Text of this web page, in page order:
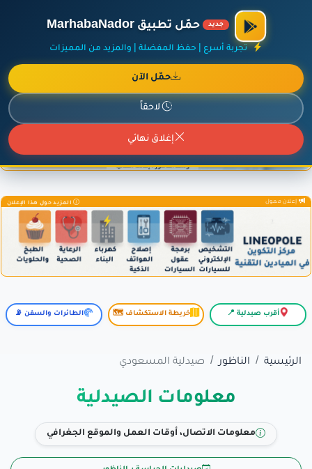
أضف نشاطك مجاناً
جديد حمّل تطبيق MarhabaNador
تجربة أسرع | حفظ المفضلة | والمزيد من المميزات
حمّل الآن
لاحقاً
إغلاق نهائي
إعلان ممول المزيد حول هذا الإعلان
إعلان ممول المزيد حول هذا الإعلان
أقرب صيدلية 📍 خريطة الاستكشاف 🗺️ الطائرات والسفن 📡
الرئيسية الناظور صيدلية المسعودي
معلومات الصيدلية
معلومات الاتصال، أوقات العمل والموقع الجغرافي